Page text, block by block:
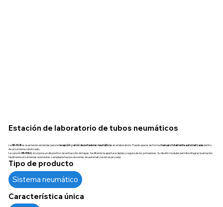
Estación de laboratorio de tubos neumáticos
LaHR-HS/Bes la estación estándar para larecepción y envío de portadores neumáticos en el laboratorio. Puede operar de formamanual o totalmente automatizadadentro
de un sistema robotizado.
La versiónHR-HSK/L incorpora un dispositivo de extracción de tapas, facilitando la apertura rápida y segura de los portadores. Su diseño modular permite integrar la estación
fácilmente en sistemas existentes o ampliarla hacia soluciones de automatización avanzada.
Tipo de producto
Sistema neumático
Característica única